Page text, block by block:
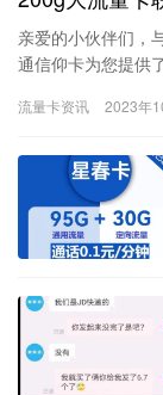
亲爱的小伙伴们，
通信仰卡为您提供
这个精…
流量卡资讯 2023年